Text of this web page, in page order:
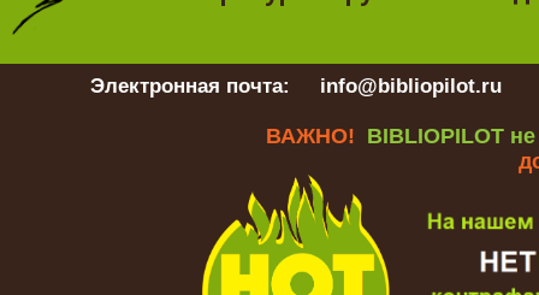
Электронная почта: info@bibliopilot.ru
ВАЖНО! BIBLIOPILOT